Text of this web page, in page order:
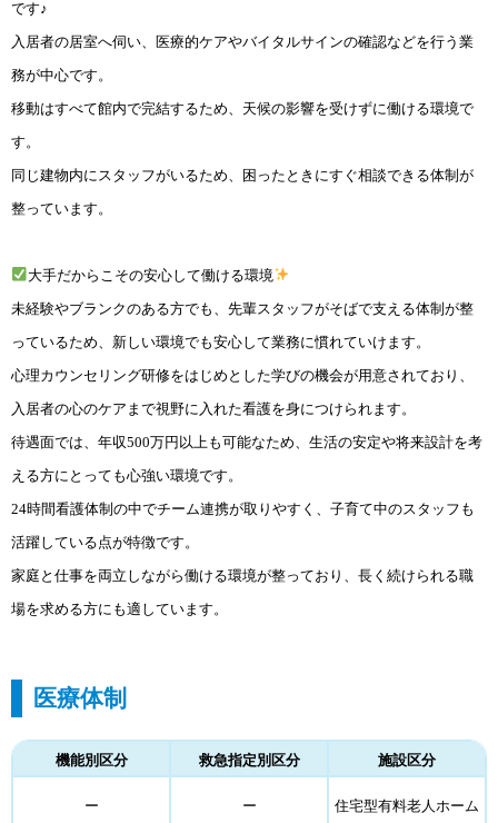
です♪
入居者の居室へ伺い、医療的ケアやバイタルサインの確認などを行う業
務が中心です。
移動はすべて館内で完結するため、天候の影響を受けずに働ける環境で
す。
同じ建物内にスタッフがいるため、困ったときにすぐ相談できる体制が
整っています。
大手だからこその安心して働ける環境
未経験やブランクのある方でも、先輩スタッフがそばで支える体制が整
っているため、新しい環境でも安心して業務に慣れていけます。
心理カウンセリング研修をはじめとした学びの機会が用意されており、
入居者の心のケアまで視野に入れた看護を身につけられます。
待遇面では、年収500万円以上も可能なため、生活の安定や将来設計を考
える方にとっても心強い環境です。
24時間看護体制の中でチーム連携が取りやすく、子育て中のスタッフも
活躍している点が特徴です。
家庭と仕事を両立しながら働ける環境が整っており、長く続けられる職
場を求める方にも適しています。
医療体制
機能別区分 救急指定別区分 施設区分
ー ー 住宅型有料老人ホーム